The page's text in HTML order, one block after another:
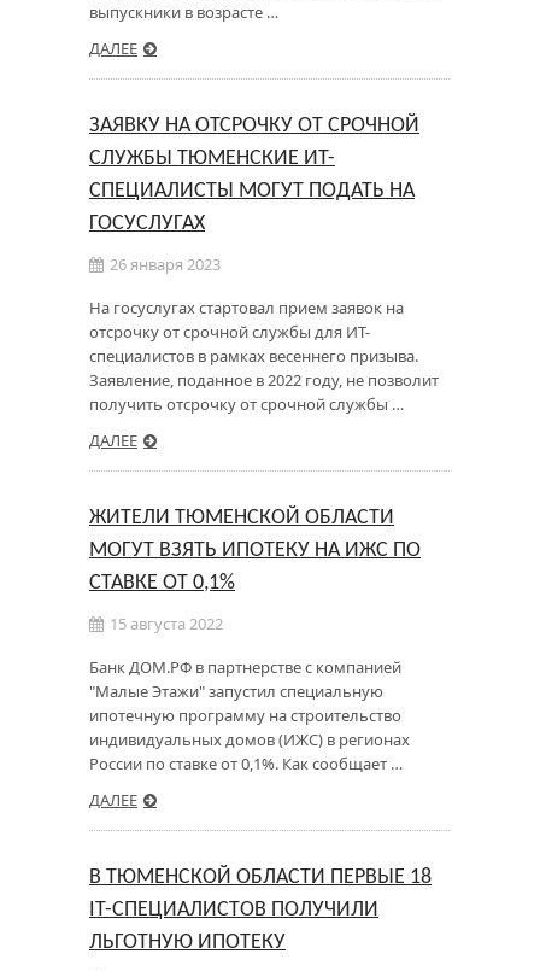
выпускники в возрасте …
ДАЛЕЕ
ЗАЯВКУ НА ОТСРОЧКУ ОТ СРОЧНОЙ
СЛУЖБЫ ТЮМЕНСКИЕ ИТ-
СПЕЦИАЛИСТЫ МОГУТ ПОДАТЬ НА
ГОСУСЛУГАХ
26 января 2023
На госуслугах стартовал прием заявок на
отсрочку от срочной службы для ИТ-
специалистов в рамках весеннего призыва.
Заявление, поданное в 2022 году, не позволит
получить отсрочку от срочной службы …
ДАЛЕЕ
ЖИТЕЛИ ТЮМЕНСКОЙ ОБЛАСТИ
МОГУТ ВЗЯТЬ ИПОТЕКУ НА ИЖС ПО
СТАВКЕ ОТ 0,1%
15 августа 2022
Банк ДОМ.РФ в партнерстве с компанией
"Малые Этажи" запустил специальную
ипотечную программу на строительство
индивидуальных домов (ИЖС) в регионах
России по ставке от 0,1%. Как сообщает …
ДАЛЕЕ
В ТЮМЕНСКОЙ ОБЛАСТИ ПЕРВЫЕ 18
IT-СПЕЦИАЛИСТОВ ПОЛУЧИЛИ
ЛЬГОТНУЮ ИПОТЕКУ